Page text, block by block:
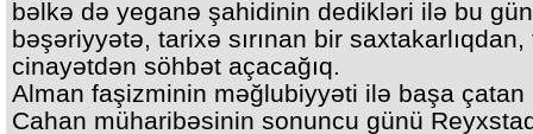
bəlkə də yeganə şahidinin dedikləri ilə bu
bəşəriyyətə, tarixə sırınan bir
cinayətdən söhbət açacağıq.
Alman faşizminin məğlubiyyəti ilə başa çatan
Cahan müharibəsinin sonuncu günü